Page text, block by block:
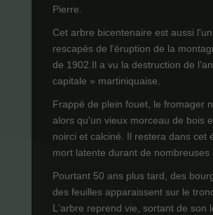
Pierre.
Cet arbre bicentenaire est aussi
rescapés de l’éruption de la
de 1902.Il a vu la destruction de
capitale » martiniquaise.
Frappé de plein fouet, le fromager
alors qu'un vieux morceau de bois
noirci et calciné. Il restera dans cet
mort latente durant de nombreuses
Pourtant 50 ans plus tard, des
des feuilles apparaissent sur le
L'arbre reprend vie, sortant de son